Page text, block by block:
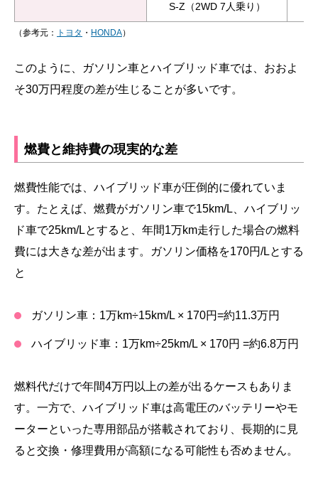
S-Z（2WD 7人乗り）
（参考元： トヨタ ・ HONDA）
このように、ガソリン車とハイブリッド車では、おおよ
そ30万円程度の差が生じることが多いです。
燃費と維持費の現実的な差
燃費性能では、ハイブリッド車が圧倒的に優れていま
す。たとえば、燃費がガソリン車で15km/L、ハイブリッ
ド車で25km/Lとすると、年間1万km走行した場合の燃料
費には大きな差が出ます。ガソリン価格を170円/Lとする
と
ガソリン車：1万km÷15km/L × 170円=約11.3万円
ハイブリッド車：1万km÷25km/L × 170円 =約6.8万円
燃料代だけで年間4万円以上の差が出るケースもありま
す。一方で、ハイブリッド車は高電圧のバッテリーやモ
ーターといった専用部品が搭載されており、長期的に見
ると交換・修理費用が高額になる可能性も否めません。